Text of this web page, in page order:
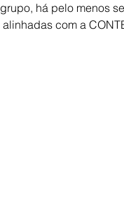
há pelo menos
com a